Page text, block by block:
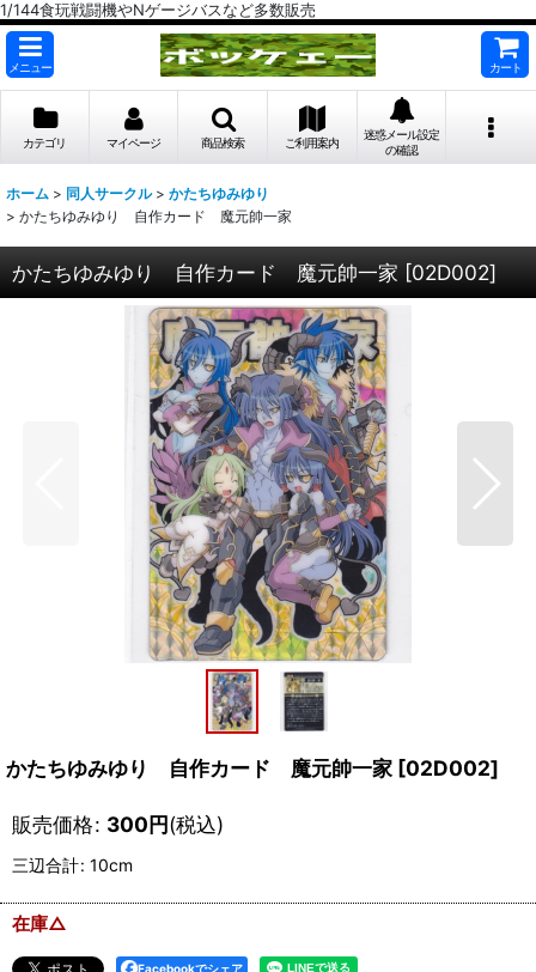
1/144食玩戦闘機やNゲージバスなど多数販売
メニュー カート
カテゴリ マイページ 商品検索 ご利用案内
迷惑メール設定
の確認
ホーム > 同人サークル > かたちゆみゆり
> かたちゆみゆり 自作カード 魔元帥一家
かたちゆみゆり 自作カード 魔元帥一家 [02D002]
かたちゆみゆり 自作カード 魔元帥一家 [02D002]
販売価格: 300円(税込)
三辺合計: 10cm
在庫△
Facebookでシェア